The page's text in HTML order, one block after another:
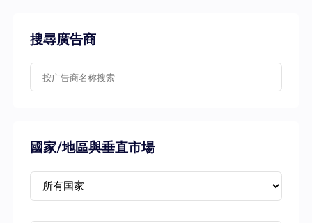
搜尋廣告商
國家/地區與垂直市場